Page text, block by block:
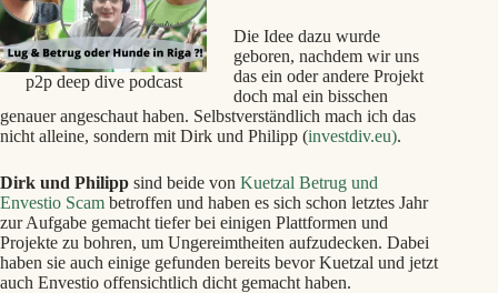
p2p deep dive podcast
Die Idee dazu wurde
geboren, nachdem wir uns
das ein oder andere Projekt
doch mal ein bisschen
genauer angeschaut haben. Selbstverständlich mach ich das
nicht alleine, sondern mit Dirk und Philipp (investdiv.eu).
Dirk und Philipp sind beide von Kuetzal Betrug und
Envestio Scam betroffen und haben es sich schon letztes Jahr
zur Aufgabe gemacht tiefer bei einigen Plattformen und
Projekte zu bohren, um Ungereimtheiten aufzudecken. Dabei
haben sie auch einige gefunden bereits bevor Kuetzal und jetzt
auch Envestio offensichtlich dicht gemacht haben.